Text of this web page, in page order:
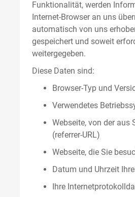
Funktionalität, werden
Internet-Browser an uns
automatisch von uns
gespeichert und soweit
weitergegeben.
Diese Daten sind:
Browser-Typ und
Verwendetes
Webseite, von der aus
(referrer-URL)
Webseite, die Sie
Datum und Uhrzeit
Ihre